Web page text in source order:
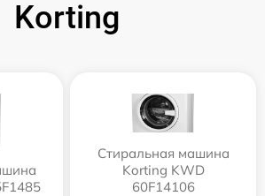
Korting
Стиральная машина
Korting KWD
60F14106